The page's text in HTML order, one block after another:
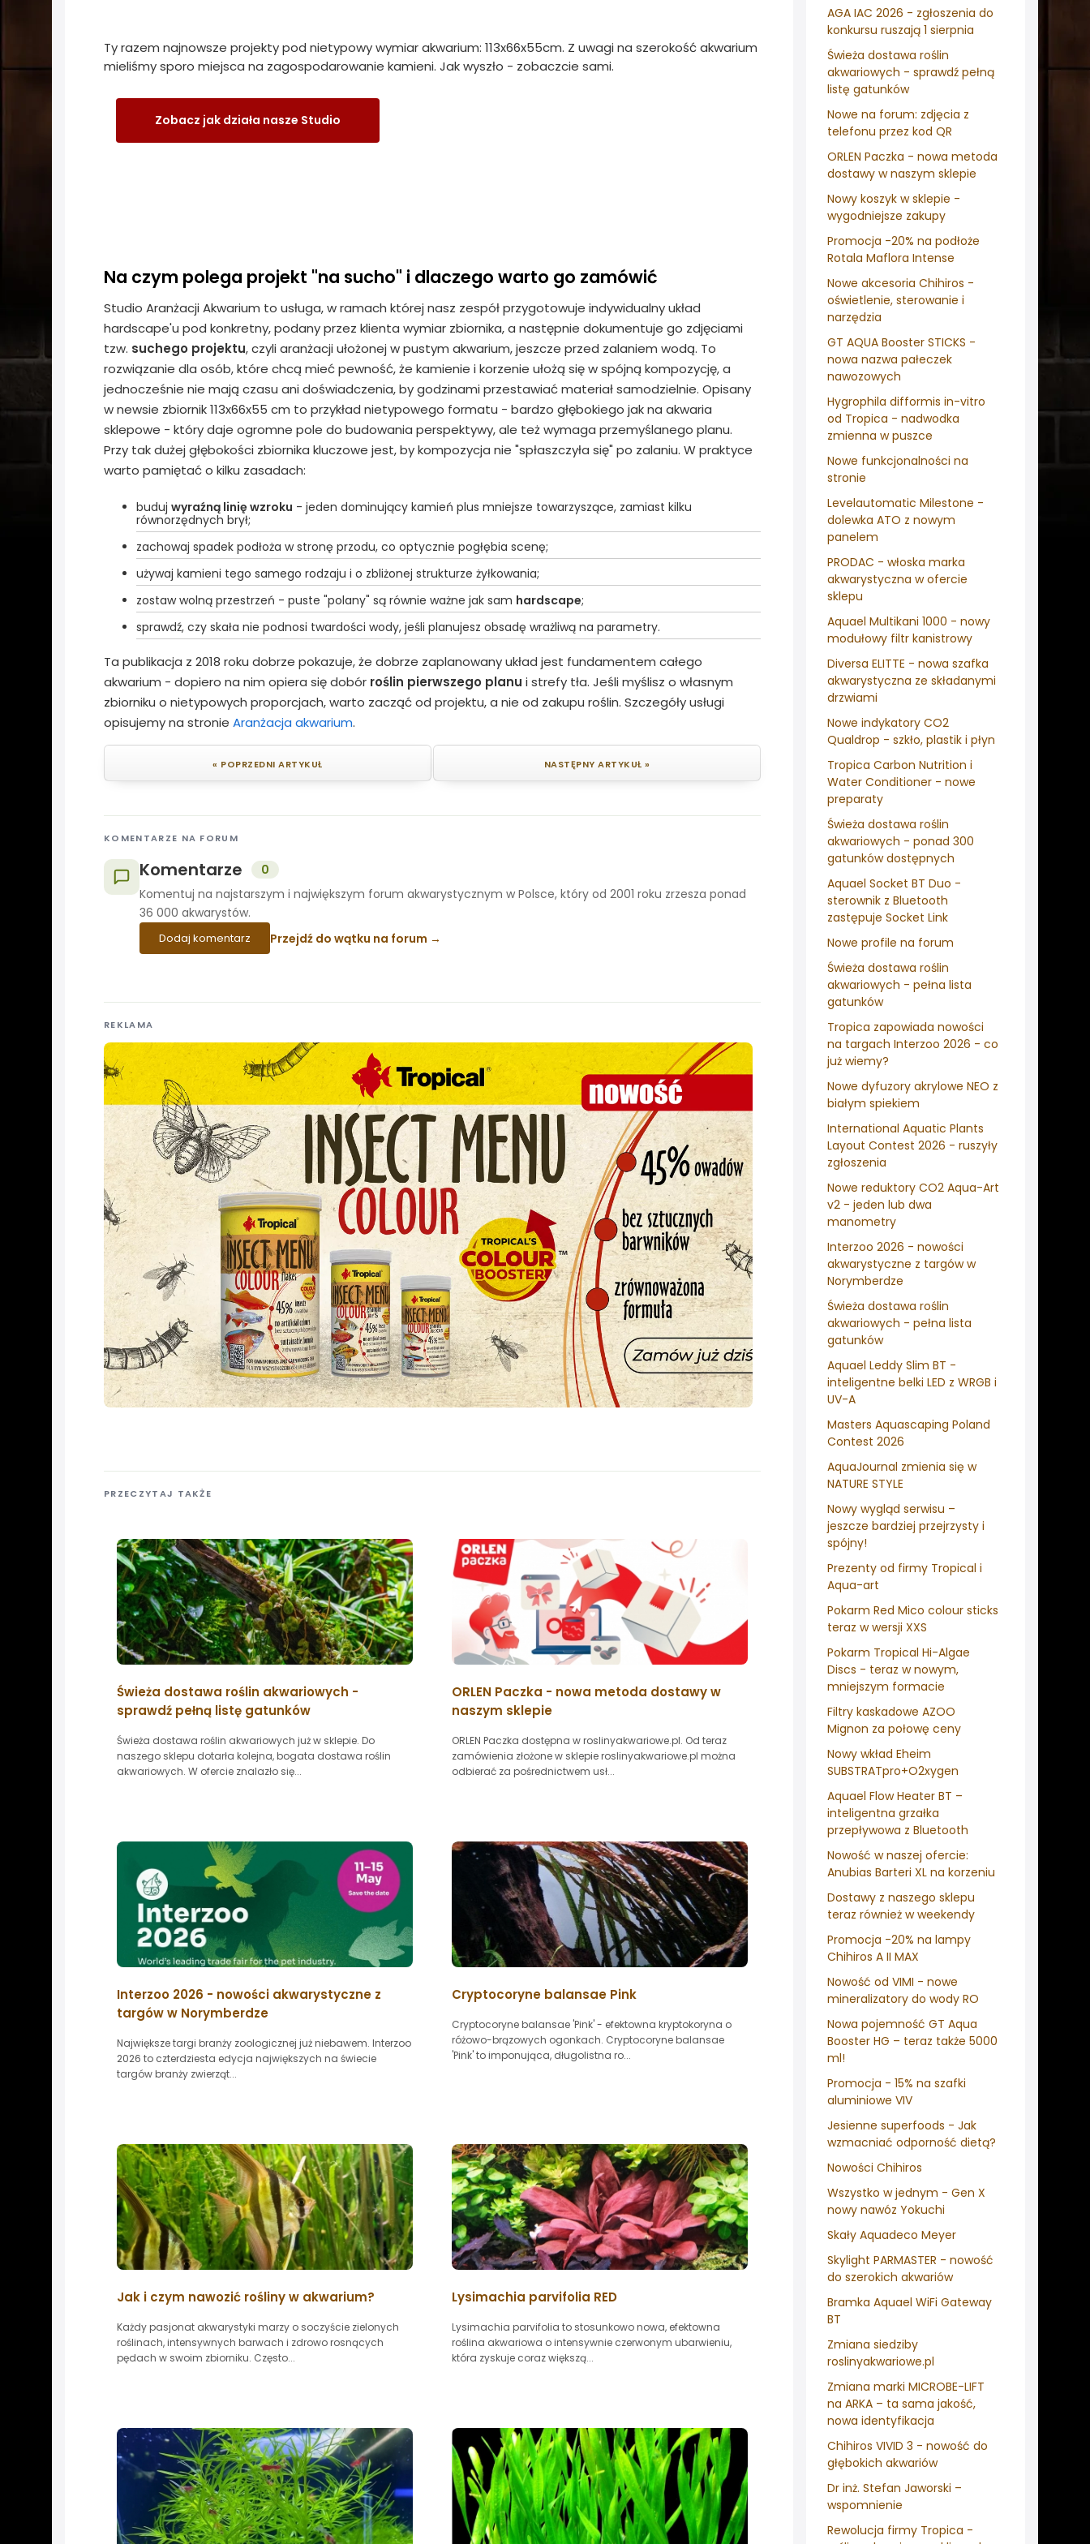
AGA IAC 2026 - zgłoszenia do
konkursu ruszają 1 sierpnia
Świeża dostawa roślin
akwariowych - sprawdź pełną
listę gatunków
Nowe na forum: zdjęcia z
telefonu przez kod QR
ORLEN Paczka - nowa metoda
dostawy w naszym sklepie
Nowy koszyk w sklepie -
wygodniejsze zakupy
Promocja -20% na podłoże
Rotala Maflora Intense
Nowe akcesoria Chihiros -
oświetlenie, sterowanie i
narzędzia
GT AQUA Booster STICKS -
nowa nazwa pałeczek
nawozowych
Hygrophila difformis in-vitro
od Tropica - nadwodka
zmienna w puszce
Nowe funkcjonalności na
stronie
Levelautomatic Milestone -
dolewka ATO z nowym
panelem
PRODAC - włoska marka
akwarystyczna w ofercie
sklepu
Aquael Multikani 1000 - nowy
modułowy filtr kanistrowy
Diversa ELITTE - nowa szafka
akwarystyczna ze składanymi
drzwiami
Nowe indykatory CO2
Qualdrop - szkło, plastik i płyn
Tropica Carbon Nutrition i
Water Conditioner - nowe
preparaty
Świeża dostawa roślin
akwariowych - ponad 300
gatunków dostępnych
Aquael Socket BT Duo -
sterownik z Bluetooth
zastępuje Socket Link
Nowe profile na forum
Świeża dostawa roślin
akwariowych - pełna lista
gatunków
Tropica zapowiada nowości
na targach Interzoo 2026 - co
już wiemy?
Nowe dyfuzory akrylowe NEO z
białym spiekiem
International Aquatic Plants
Layout Contest 2026 - ruszyły
zgłoszenia
Nowe reduktory CO2 Aqua-Art
v2 - jeden lub dwa
manometry
Interzoo 2026 - nowości
akwarystyczne z targów w
Norymberdze
Świeża dostawa roślin
akwariowych - pełna lista
gatunków
Aquael Leddy Slim BT -
inteligentne belki LED z WRGB i
UV-A
Masters Aquascaping Poland
Contest 2026
AquaJournal zmienia się w
NATURE STYLE
Nowy wygląd serwisu –
jeszcze bardziej przejrzysty i
spójny!
Prezenty od firmy Tropical i
Aqua-art
Pokarm Red Mico colour sticks
teraz w wersji XXS
Pokarm Tropical Hi-Algae
Discs - teraz w nowym,
mniejszym formacie
Filtry kaskadowe AZOO
Mignon za połowę ceny
Nowy wkład Eheim
SUBSTRATpro+O2xygen
Aquael Flow Heater BT –
inteligentna grzałka
przepływowa z Bluetooth
Nowość w naszej ofercie:
Anubias Barteri XL na korzeniu
Dostawy z naszego sklepu
teraz również w weekendy
Promocja -20% na lampy
Chihiros A II MAX
Nowość od VIMI - nowe
mineralizatory do wody RO
Nowa pojemność GT Aqua
Booster HG – teraz także 5000
ml!
Promocja - 15% na szafki
aluminiowe VIV
Jesienne superfoods - Jak
wzmacniać odporność dietą?
Nowości Chihiros
Wszystko w jednym - Gen X
nowy nawóz Yokuchi
Skały Aquadeco Meyer
Skylight PARMASTER - nowość
do szerokich akwariów
Bramka Aquael WiFi Gateway
BT
Zmiana siedziby
roslinyakwariowe.pl
Zmiana marki MICROBE-LIFT
na ARKA – ta sama jakość,
nowa identyfikacja
Chihiros VIVID 3 - nowość do
głębokich akwariów
Dr inż. Stefan Jaworski –
wspomnienie
Rewolucja firmy Tropica -
Ty razem najnowsze projekty pod nietypowy wymiar akwarium: 113x66x55cm. Z uwagi na szerokość akwarium
mieliśmy sporo miejsca na zagospodarowanie kamieni. Jak wyszło - zobaczcie sami.
Zobacz jak działa nasze Studio
Na czym polega projekt "na sucho" i dlaczego warto go zamówić
Studio Aranżacji Akwarium to usługa, w ramach której nasz zespół przygotowuje indywidualny układ
hardscape'u pod konkretny, podany przez klienta wymiar zbiornika, a następnie dokumentuje go zdjęciami
tzw. suchego projektu, czyli aranżacji ułożonej w pustym akwarium, jeszcze przed zalaniem wodą. To
rozwiązanie dla osób, które chcą mieć pewność, że kamienie i korzenie ułożą się w spójną kompozycję, a
jednocześnie nie mają czasu ani doświadczenia, by godzinami przestawiać materiał samodzielnie. Opisany
w newsie zbiornik 113x66x55 cm to przykład nietypowego formatu - bardzo głębokiego jak na akwaria
sklepowe - który daje ogromne pole do budowania perspektywy, ale też wymaga przemyślanego planu.
Przy tak dużej głębokości zbiornika kluczowe jest, by kompozycja nie "spłaszczyła się" po zalaniu. W praktyce
warto pamiętać o kilku zasadach:
buduj wyraźną linię wzroku - jeden dominujący kamień plus mniejsze towarzyszące, zamiast kilku
równorzędnych brył;
zachowaj spadek podłoża w stronę przodu, co optycznie pogłębia scenę;
używaj kamieni tego samego rodzaju i o zbliżonej strukturze żyłkowania;
zostaw wolną przestrzeń - puste "polany" są równie ważne jak sam hardscape;
sprawdź, czy skała nie podnosi twardości wody, jeśli planujesz obsadę wrażliwą na parametry.
Ta publikacja z 2018 roku dobrze pokazuje, że dobrze zaplanowany układ jest fundamentem całego
akwarium - dopiero na nim opiera się dobór roślin pierwszego planu i strefy tła. Jeśli myślisz o własnym
zbiorniku o nietypowych proporcjach, warto zacząć od projektu, a nie od zakupu roślin. Szczegóły usługi
opisujemy na stronie Aranżacja akwarium.
« POPRZEDNI ARTYKUŁ NASTĘPNY ARTYKUŁ »
KOMENTARZE NA FORUM
Komentarze
0
Komentuj na najstarszym i największym forum akwarystycznym w Polsce, który od 2001 roku zrzesza ponad
36 000 akwarystów.
Dodaj komentarz Przejdź do wątku na forum
REKLAMA
PRZECZYTAJ TAKŻE
Świeża dostawa roślin akwariowych -
sprawdź pełną listę gatunków
Świeża dostawa roślin akwariowych już w sklepie. Do
naszego sklepu dotarła kolejna, bogata dostawa roślin
akwariowych. W ofercie znalazło się...
ORLEN Paczka - nowa metoda dostawy w
naszym sklepie
ORLEN Paczka dostępna w roslinyakwariowe.pl. Od teraz
zamówienia złożone w sklepie roslinyakwariowe.pl można
odbierać za pośrednictwem usł...
Interzoo 2026 - nowości akwarystyczne z
targów w Norymberdze
Największe targi branży zoologicznej już niebawem. Interzoo
2026 to czterdziesta edycja największych na świecie
targów branży zwierząt...
Cryptocoryne balansae Pink
Cryptocoryne balansae 'Pink' - efektowna kryptokoryna o
różowo-brązowych ogonkach. Cryptocoryne balansae
'Pink' to imponująca, długolistna ro...
Jak i czym nawozić rośliny w akwarium?
Każdy pasjonat akwarystyki marzy o soczyście zielonych
roślinach, intensywnych barwach i zdrowo rosnących
pędach w swoim zbiorniku. Często...
Lysimachia parvifolia RED
Lysimachia parvifolia to stosunkowo nowa, efektowna
roślina akwariowa o intensywnie czerwonym ubarwieniu,
która zyskuje coraz większą...